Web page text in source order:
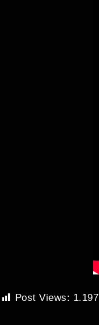
Post Views: 1.197